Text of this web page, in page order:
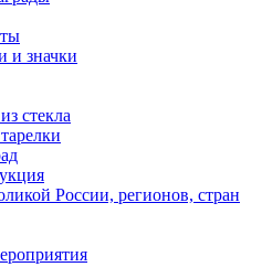
и значки
стекла
России, регионов, стран